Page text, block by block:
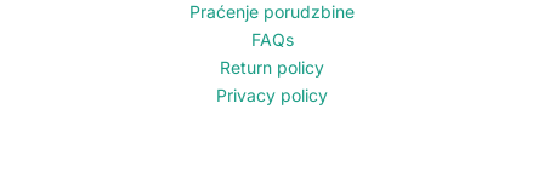
Praćenje porudzbine
FAQs
Return policy
Privacy policy